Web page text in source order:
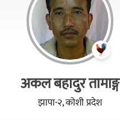
अकल बहादुर तामाङ्ग
झापा-२, कोशी प्रदेश